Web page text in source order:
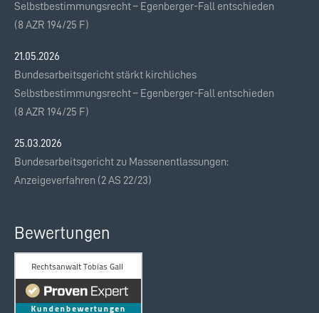
Selbstbestimmungsrecht – Egenberger-Fall entschieden
(8 AZR 194/25 F)
21.05.2026
Bundesarbeitsgericht stärkt kirchliches
Selbstbestimmungsrecht – Egenberger-Fall entschieden
(8 AZR 194/25 F)
25.03.2026
Bundesarbeitsgericht zu Massenentlassungen:
Anzeigeverfahren (2 AS 22/23)
Bewertungen